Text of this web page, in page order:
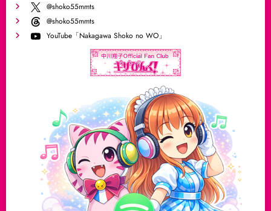
@shoko55mmts
@shoko55mmts
YouTube「Nakagawa Shoko no WO」